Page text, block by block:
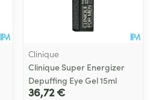
Clinique
Clinique Super Energizer
Depuffing Eye Gel 15ml
36,72 €